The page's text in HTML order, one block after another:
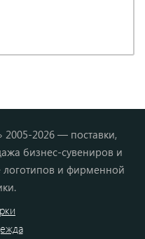
2026 — поставки,
бизнес-сувениров и
и фирменной